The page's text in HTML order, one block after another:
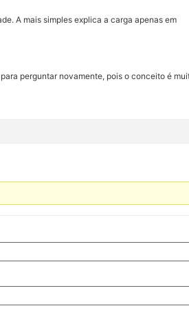
A mais simples explica a carga apenas em
perguntar novamente, pois o conceito é